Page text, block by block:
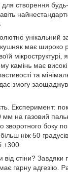
для створення
унікальний
має широко
мікроструктурі,
камінь має високі
та
змогу
Експеримент:
на газовий
зворотного боку
ніж 50
+300.
від стіни? Завдяки
гарну адгезію.